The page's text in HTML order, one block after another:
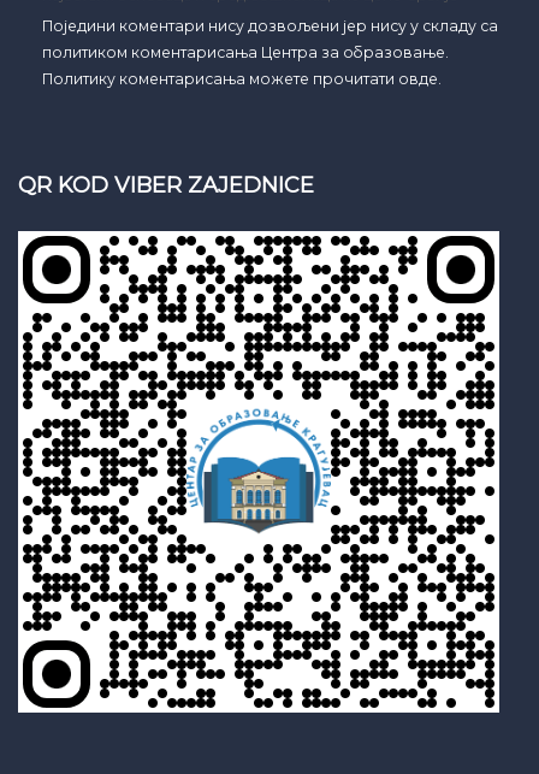
Поједини коментари нису дозвољени јер нису у складу са
политиком коментарисања Центра за образовање.
Политику коментарисања можете прочитати овде.
QR KOD VIBER ZAJEDNICE